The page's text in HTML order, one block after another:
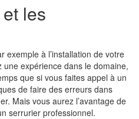
les
exemple à l’installation de votre
expérience dans le domaine,
que si vous faites appel à un
de faire des erreurs dans
Mais vous aurez l’avantage de
serrurier professionnel.